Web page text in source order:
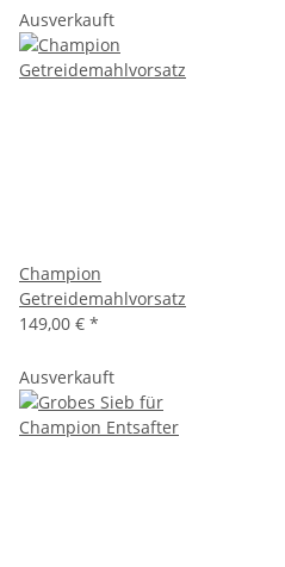
Ausverkauft
Champion
Getreidemahlvorsatz
149,00 € *
Ausverkauft